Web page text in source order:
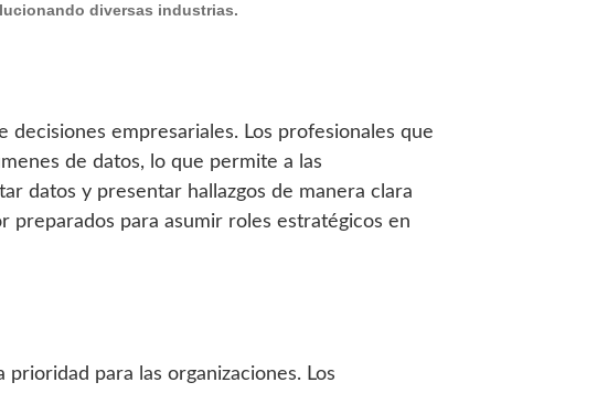
diversas industrias.
empresariales. Los profesionales que
de datos, lo que permite a las
datos y presentar hallazgos de manera clara
preparados para asumir roles estratégicos en
para las organizaciones. Los